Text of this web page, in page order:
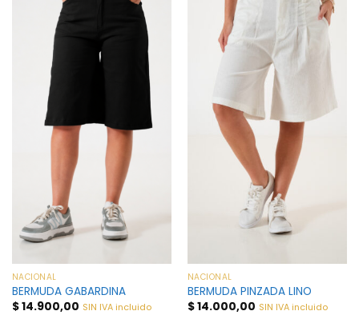
NACIONAL
BERMUDA GABARDINA
$14.900,00 SIN IVA incluido
NACIONAL
BERMUDA PINZADA LINO
$14.000,00 SIN IVA incluido